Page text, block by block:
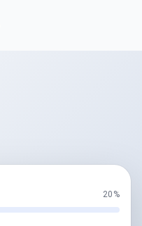
20%